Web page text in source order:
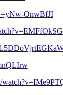
OnwBfJI